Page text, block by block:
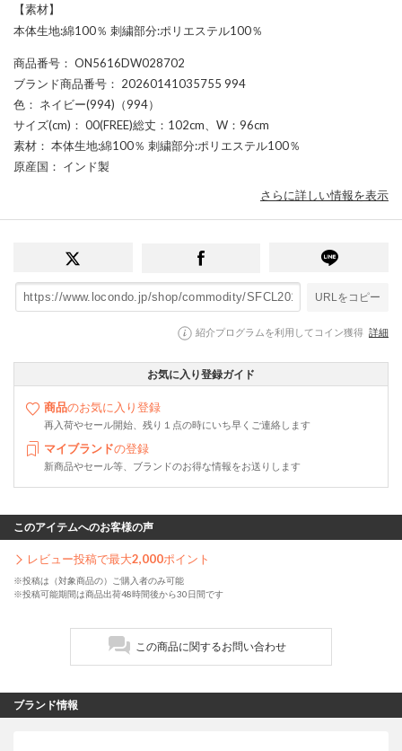
【素材】
本体生地:綿100％ 刺繍部分:ポリエステル100％
商品番号 ： ON5616DW028702
ブランド商品番号 ： 20260141035755 994
色 ： ネイビー(994)（994）
サイズ(cm) ： 00(FREE)総丈：102cm、W：96cm
素材 ： 本体生地:綿100％ 刺繍部分:ポリエステル100％
原産国 ： インド製
さらに詳しい情報を表示
URLをコピー
紹介プログラムを利用してコイン獲得 詳細
お気に入り登録ガイド
商品のお気に入り登録
再入荷やセール開始、残り１点の時にいち早くご連絡します
マイブランドの登録
新商品やセール等、ブランドのお得な情報をお送りします
このアイテムへのお客様の声
レビュー投稿で最大2,000ポイント
※投稿は（対象商品の）ご購入者のみ可能
※投稿可能期間は商品出荷48時間後から30日間です
この商品に関するお問い合わせ
ブランド情報